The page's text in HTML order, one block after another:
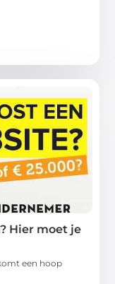
Hier moet je
een hoop